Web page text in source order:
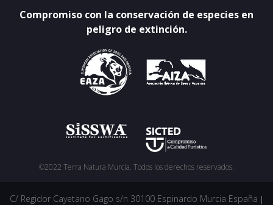
Compromiso con la conservación de especies en
peligro de extinción.
©2022 Terra Natura Murcia. Todos los derechos reservados.
C/ Regidor Cayetano Gago s/n 30100 Espinardo Murcia España |